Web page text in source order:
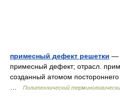
примесный дефект решетки —
примесный дефект; отрасл.
созданный атомом
Политехнический